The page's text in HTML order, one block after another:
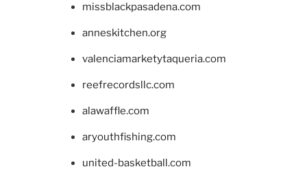
missblackpasadena.com
anneskitchen.org
valenciamarketytaqueria.com
reefrecordsllc.com
alawaffle.com
aryouthfishing.com
united-basketball.com